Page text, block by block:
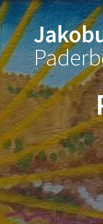
Zum
Inhalt
springen